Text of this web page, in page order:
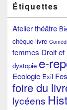
Étiquettes
Atelier théâtre
chèque-livre
femmes Droit
dystopie e-
Ecologie Exil
foire du
lycéens